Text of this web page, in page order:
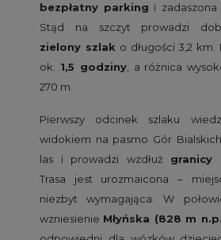
bezpłatny parking i zadaszona
Stąd na szczyt prowadzi
zielony szlako długości 3,2 km.
ok. 1,5 godziny, a różnica
270 m.
Pierwszy odcinek szlaku
widokiem na pasmo Gór
las i prowadzi wzdłuż granicy
Trasa jest urozmaicona –
niezbyt wymagająca. W
wzniesienie Młyńska (828 m